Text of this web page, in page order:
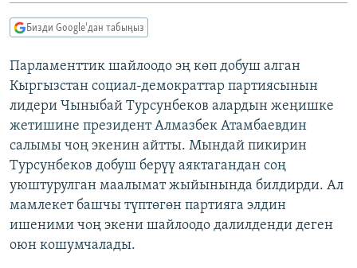
ДАНИСТЕ
ЭЖЕ-СИҢДИЛЕР
АЗАТТЫК+
ЫҢГАЙСЫЗ СУРООЛОР
ОНЛАЙН ШЕРИНЕ
ЭЕ/АРнун бардык сайттары
Бизди Google'дан табыңыз
Парламенттик шайлоодо эң көп добуш алган
Кыргызстан социал-демократтар партиясынын
лидери Чыныбай Турсунбеков алардын жеңишке
жетишине президент Алмазбек Атамбаевдин
салымы чоң экенин айтты. Мындай пикирин
Турсунбеков добуш берүү аяктагандан соң
уюштурулган маалымат жыйынында билдирди. Ал
мамлекет башчы түптөгөн партияга элдин
ишеними чоң экени шайлоодо далилденди деген
оюн кошумчалады.